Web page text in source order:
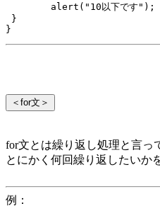
}
＜for文＞
for文とは繰り返し処理と言っ
とにかく何回繰り返したいか
例：